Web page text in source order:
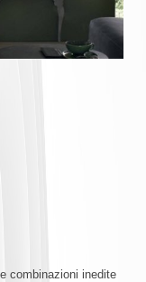
Stile per ogni
combinazioni inedite